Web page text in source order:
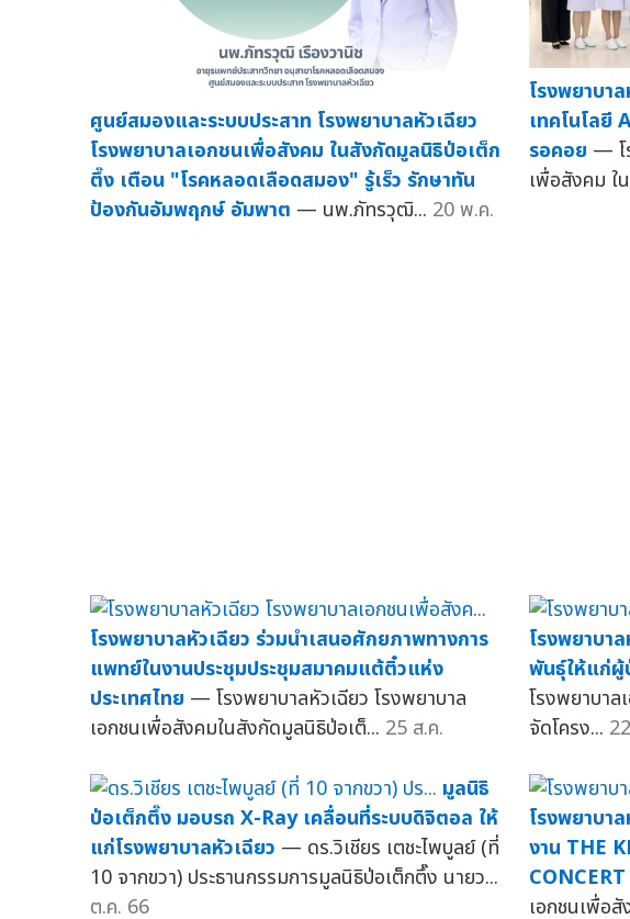
ศูนย์สมองและระบบประสาท โรงพยาบาลหัวเฉียว
โรงพยาบาลเอกชนเพื่อสังคม ในสังกัดมูลนิธิป่อเต็ก
ตึ๊ง เตือน "โรคหลอดเลือดสมอง" รู้เร็ว รักษาทัน
ป้องกันอัมพฤกษ์ อัมพาต — นพ.ภัทรวุฒิ... 20 พ.ค.
โรงพยาบา
เทคโนโลยี
รอคอย — โ
เพื่อสังคม ใ
โรงพยาบาลหัวเฉียว ร่วมนำเสนอศักยภาพทางการ
แพทย์ในงานประชุมประชุมสมาคมแต้ติ๋วแห่ง
ประเทศไทย — โรงพยาบาลหัวเฉียว โรงพยาบาล
เอกชนเพื่อสังคมในสังกัดมูลนิธิป่อเต็... 25 ส.ค.
โรงพยาบา
พันธุ์ให้แก่
โรงพยาบา
จัดโครง...
มูลนิธิ
ป่อเต็กตึ๊ง มอบรถ X-Ray เคลื่อนที่ระบบดิจิตอล ให้
แก่โรงพยาบาลหัวเฉียว — ดร.วิเชียร เตชะไพบูลย์ (ที่
10 จากขวา) ประธานกรรมการมูลนิธิป่อเต็กตึ๊ง นายว...
ต.ค. 66
โรงพยาบา
งาน THE
CONCERT
เอกชนเพื่อ